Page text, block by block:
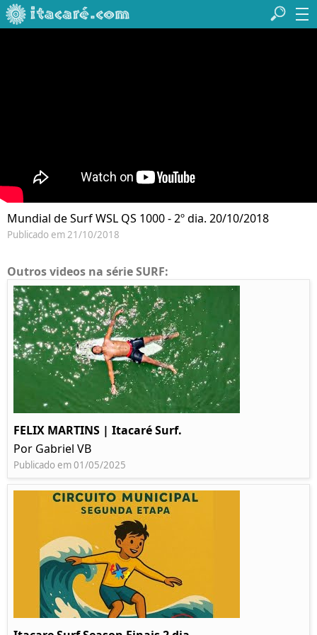
Mundial de Surf WSL QS 1000 - 2º dia. 20/10/2018
Publicado em 21/10/2018
Outros videos na série SURF:
FELIX MARTINS | Itacaré Surf.
Por Gabriel VB
Publicado em 01/05/2025